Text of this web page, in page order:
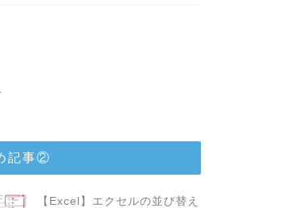
記事②
【Excel】エクセルの並び替え